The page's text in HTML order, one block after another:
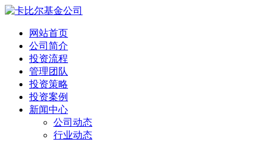
网站首页
公司简介
投资流程
管理团队
投资策略
投资案例
新闻中心
公司动态
行业动态